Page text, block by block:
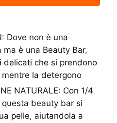
Dove non è una
è una Beauty Bar,
delicati che si prendono
la detergono
NATURALE: Con 1/4
beauty bar si
pelle, aiutandola a